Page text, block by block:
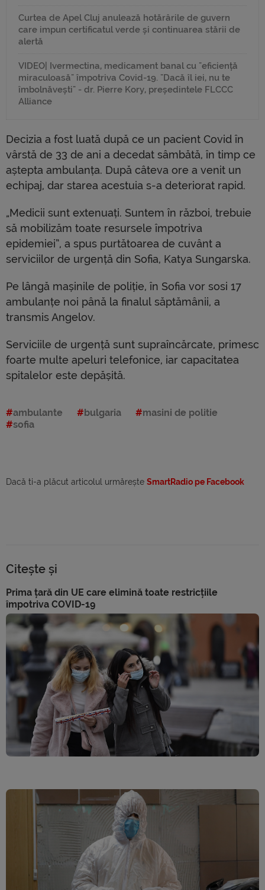
Curtea de Apel Cluj anulează hotărârile de guvern
care impun certificatul verde și continuarea stării de
alertă
VIDEO| Ivermectina, medicament banal cu "eficiență
miraculoasă" împotriva Covid-19. "Dacă îl iei, nu te
îmbolnăvești" - dr. Pierre Kory, președintele FLCCC
Alliance
Decizia a fost luată după ce un pacient Covid în
vârstă de 33 de ani a decedat sâmbătă, în timp ce
aștepta ambulanța. După câteva ore a venit un
echipaj, dar starea acestuia s-a deteriorat rapid.
„Medicii sunt extenuați. Suntem în război, trebuie
să mobilizăm toate resursele împotriva
epidemiei”, a spus purtătoarea de cuvânt a
serviciilor de urgență din Sofia, Katya Sungarska.
Pe lângă mașinile de poliție, în Sofia vor sosi 17
ambulanțe noi până la finalul săptămânii, a
transmis Angelov.
Serviciile de urgență sunt supraîncărcate, primesc
foarte multe apeluri telefonice, iar capacitatea
spitalelor este depășită.
ambulante bulgaria
masini de politie
sofia
Dacă ti-a plăcut articolul urmărește SmartRadio pe Facebook
Citește și
Prima țară din UE care elimină toate restricțiile
împotriva COVID-19